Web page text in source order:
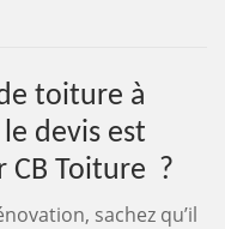
toiture à
devis est
CB Toiture ?
sachez qu’il